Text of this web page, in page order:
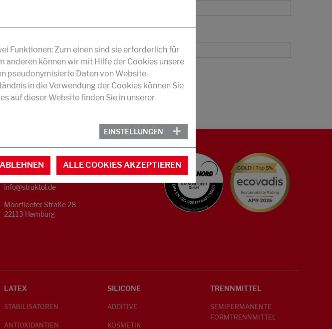
KONTAKT
Telefon +49 40 733 62 - 0
info@struktol.de
Moorfleeter Straße 28
22113 Hamburg
LATEX
STABILISATOREN
ANTIOXIDANTIEN
SILICONE
ADDITIVE
KOSMETIK
TRENNMITTEL
SEMIPERMANENTE
FORMTRENNMITTEL
Funktionen: Zum einen sind sie erforderlich für
anderen können wir mit Hilfe der Cookies unsere
pseudonymisierte Daten von Website-
in die Verwendung der Cookies können Sie
auf dieser Website finden Sie in unserer
EINSTELLUNGEN
ALLE COOKIES AKZEPTIEREN